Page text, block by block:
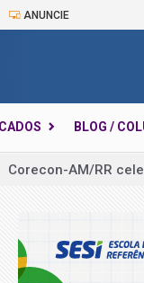
ANUNCIE
BLOG /
Corecon-AM/RR
Fies 2026 registra
IPAM lança guia
Tenista Laura